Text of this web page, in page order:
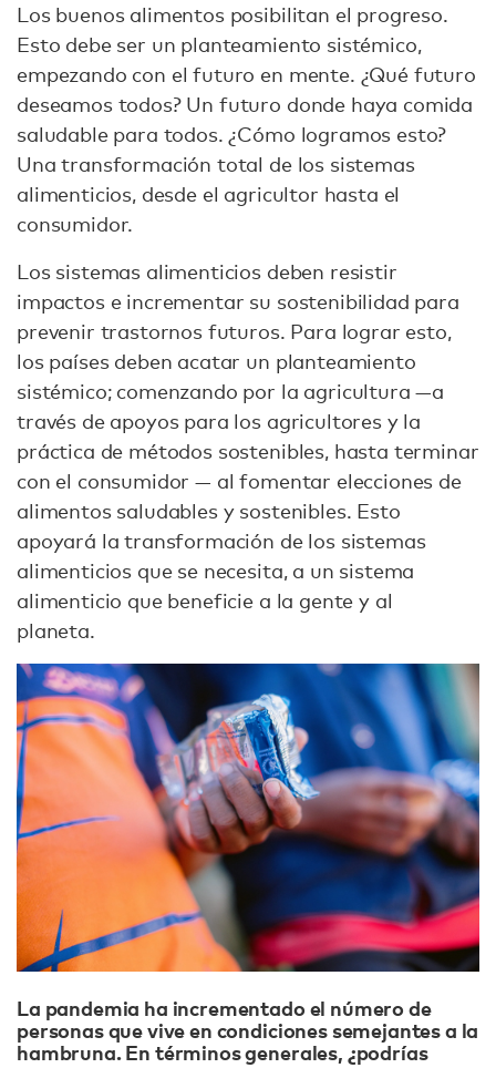
Los buenos alimentos posibilitan el progreso.
Esto debe ser un planteamiento sistémico,
empezando con el futuro en mente. ¿Qué futuro
deseamos todos? Un futuro donde haya comida
saludable para todos. ¿Cómo logramos esto?
Una transformación total de los sistemas
alimenticios, desde el agricultor hasta el
consumidor.
Los sistemas alimenticios deben resistir
impactos e incrementar su sostenibilidad para
prevenir trastornos futuros. Para lograr esto,
los países deben acatar un planteamiento
sistémico; comenzando por la agricultura —a
través de apoyos para los agricultores y la
práctica de métodos sostenibles, hasta terminar
con el consumidor — al fomentar elecciones de
alimentos saludables y sostenibles. Esto
apoyará la transformación de los sistemas
alimenticios que se necesita, a un sistema
alimenticio que beneficie a la gente y al
planeta.
La pandemia ha incrementado el número de
personas que vive en condiciones semejantes a la
hambruna. En términos generales, ¿podrías